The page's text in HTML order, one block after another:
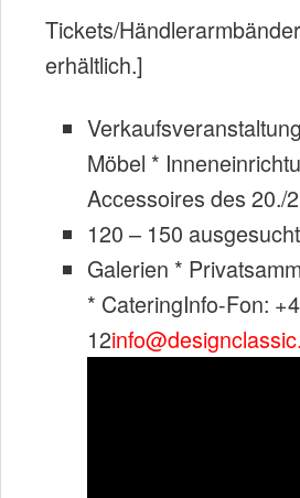
Tickets/
erhältlich.]
Möbel *
Accessoires des 20./
120 – 150
Galerien *
* CateringInfo-Fon:
12